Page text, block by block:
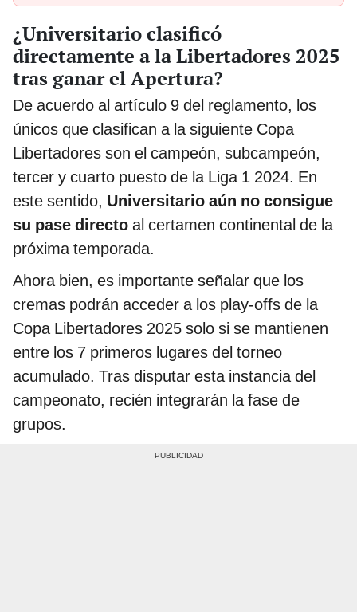
¿Universitario clasificó
directamente a la Libertadores 2025
tras ganar el Apertura?
De acuerdo al artículo 9 del reglamento, los
únicos que clasifican a la siguiente Copa
Libertadores son el campeón, subcampeón,
tercer y cuarto puesto de la Liga 1 2024. En
este sentido, Universitario aún no consigue
su pase directo al certamen continental de la
próxima temporada.
Ahora bien, es importante señalar que los
cremas podrán acceder a los play-offs de la
Copa Libertadores 2025 solo si se mantienen
entre los 7 primeros lugares del torneo
acumulado. Tras disputar esta instancia del
campeonato, recién integrarán la fase de
grupos.